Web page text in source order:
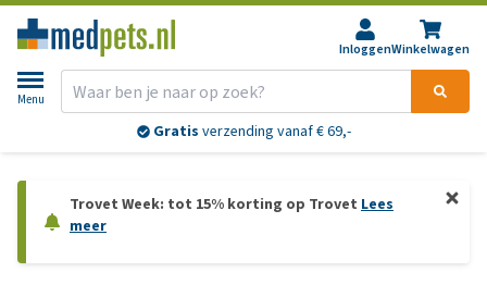
InloggenWinkelwagen
Menu
Gratis verzending vanaf € 69,-
Trovet Week: tot 15% korting op Trovet Lees
meer